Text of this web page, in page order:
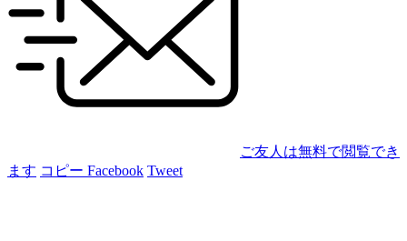
ご友人は無料で閲覧でき
ます コピー Facebook Tweet